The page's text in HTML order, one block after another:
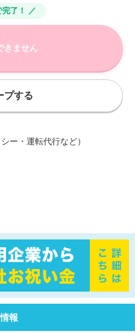
完了！ ／
きません
プする
ー・運転代行など）
報